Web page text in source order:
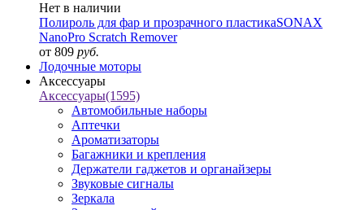
Нет в наличии
Полироль для фар и прозрачного пластикаSONAX
NanoPro Scratch Remover
от 809 руб.
Лодочные моторы
Аксессуары
Аксессуары(1595)
Автомобильные наборы
Аптечки
Ароматизаторы
Багажники и крепления
Держатели гаджетов и органайзеры
Звуковые сигналы
Зеркала